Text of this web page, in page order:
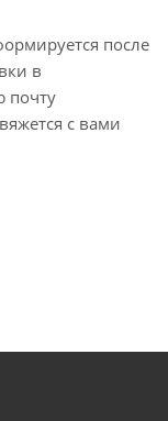
после
в
почту
с вами